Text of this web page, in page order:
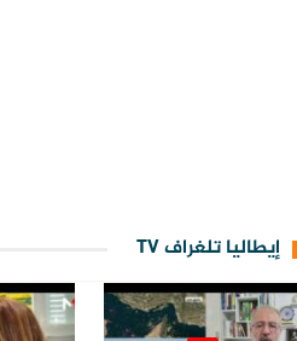
إيطاليا تلغراف TV